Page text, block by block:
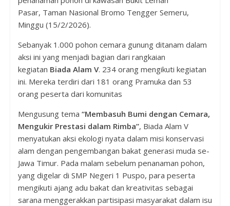
Pasar, Taman Nasional Bromo Tengger Semeru,
Minggu (15/2/2026).
Sebanyak 1.000 pohon cemara gunung ditanam dalam
aksi ini yang menjadi bagian dari rangkaian
kegiatan Biada Alam V. 234 orang mengikuti kegiatan
ini. Mereka terdiri dari 181 orang Pramuka dan 53
orang peserta dari komunitas
Mengusung tema “Membasuh Bumi dengan Cemara,
Mengukir Prestasi dalam Rimba”, Biada Alam V
menyatukan aksi ekologi nyata dalam misi konservasi
alam dengan pengembangan bakat generasi muda se-
Jawa Timur. Pada malam sebelum penanaman pohon,
yang digelar di SMP Negeri 1 Puspo, para peserta
mengikuti ajang adu bakat dan kreativitas sebagai
sarana menggerakkan partisipasi masyarakat dalam isu